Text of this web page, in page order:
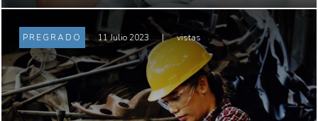
PREGRADO 11 Julio 2023 | vistas